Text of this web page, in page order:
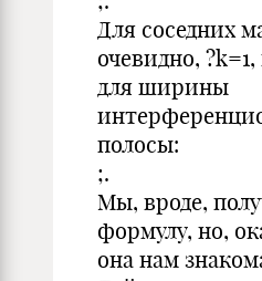
Для соседних
очевидно,
для ширины
полосы:
;.
Мы, вроде,
формулу, но,
она нам